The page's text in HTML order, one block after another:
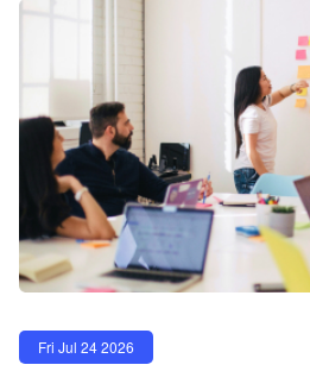
Fri Jul 24 2026